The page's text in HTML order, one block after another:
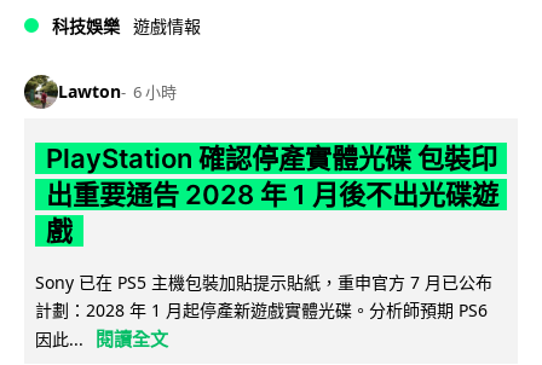
科技娛樂 遊戲情報
Lawton 6 小時
PlayStation 確認停產實體光碟 包裝印
出重要通告 2028 年 1 月後不出光碟遊
戲
Sony 已在 PS5 主機包裝加貼提示貼紙，重申官方 7 月已公布
計劃：2028 年 1 月起停產新遊戲實體光碟。分析師預期 PS6
因此...
閱讀全文